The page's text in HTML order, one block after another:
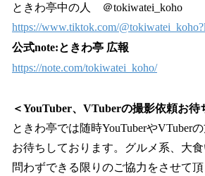
ときわ亭中の人 ＠tokiwatei_koho
https://www.tiktok.com/
公式note:ときわ亭 広報
https://note.com/tokiwatei_koho/
＜YouTuber、VTuberの撮影依頼お待
ときわ亭では随時YouTuberやVTuber
お待ちしております。グルメ系、大
問わずできる限りのご協力をさせて